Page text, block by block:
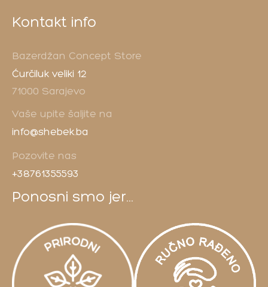
Kontakt info
Bazerdžan Concept Store
Ćurčiluk veliki 12
71000 Sarajevo
Vaše upite šaljite na
info@shebek.ba
Pozovite nas
+38761355593
Ponosni smo jer...